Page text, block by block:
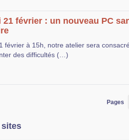
21 février : un nouveau PC
février à 15h, notre atelier sera
des difficultés (…)
Pages